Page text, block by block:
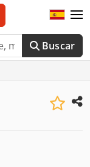
Buscar